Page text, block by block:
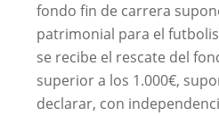
fondo fin de carrera
patrimonial para el
se recibe el rescate del
superior a los 1.000€,
declarar, con